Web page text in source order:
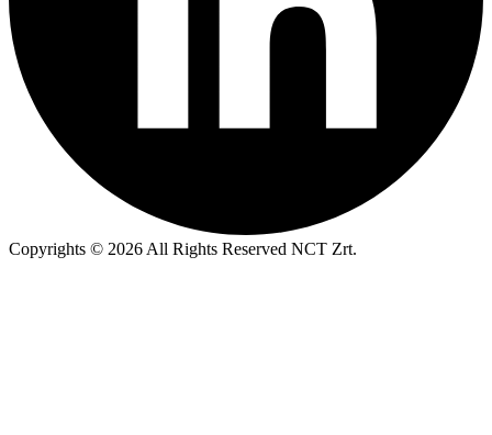
Copyrights © 2026 All Rights Reserved NCT Zrt.